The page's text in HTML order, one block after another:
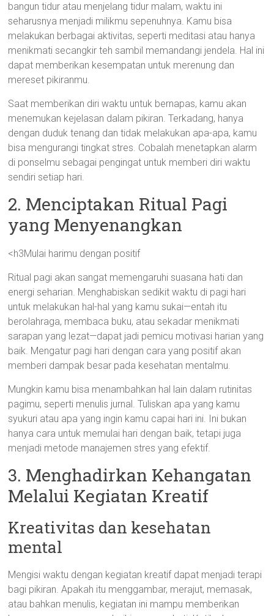
bangun tidur atau menjelang tidur malam, waktu ini
seharusnya menjadi milikmu sepenuhnya. Kamu bisa
melakukan berbagai aktivitas, seperti meditasi atau hanya
menikmati secangkir teh sambil memandangi jendela. Hal ini
dapat memberikan kesempatan untuk merenung dan
mereset pikiranmu.
Saat memberikan diri waktu untuk bernapas, kamu akan
menemukan kejelasan dalam pikiran. Terkadang, hanya
dengan duduk tenang dan tidak melakukan apa-apa, kamu
bisa mengurangi tingkat stres. Cobalah menetapkan alarm
di ponselmu sebagai pengingat untuk memberi diri waktu
sendiri setiap hari.
2. Menciptakan Ritual Pagi
yang Menyenangkan
<h3Mulai harimu dengan positif
Ritual pagi akan sangat memengaruhi suasana hati dan
energi seharian. Menghabiskan sedikit waktu di pagi hari
untuk melakukan hal-hal yang kamu sukai—entah itu
berolahraga, membaca buku, atau sekadar menikmati
sarapan yang lezat—dapat jadi pemicu motivasi harian yang
baik. Mengatur pagi hari dengan cara yang positif akan
memberi dampak besar pada kesehatan mentalmu.
Mungkin kamu bisa menambahkan hal lain dalam rutinitas
pagimu, seperti menulis jurnal. Tuliskan apa yang kamu
syukuri atau apa yang ingin kamu capai hari ini. Ini bukan
hanya cara untuk memulai hari dengan baik, tetapi juga
menjadi metode manajemen stres yang efektif.
3. Menghadirkan Kehangatan
Melalui Kegiatan Kreatif
Kreativitas dan kesehatan
mental
Mengisi waktu dengan kegiatan kreatif dapat menjadi terapi
bagi pikiran. Apakah itu menggambar, merajut, memasak,
atau bahkan menulis, kegiatan ini mampu memberikan